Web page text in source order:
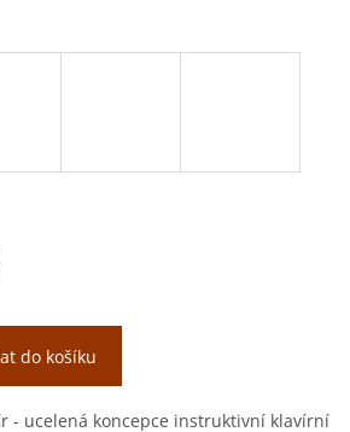
do košíku
- ucelená koncepce instruktivní klavírní